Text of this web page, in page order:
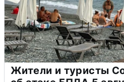
Жители и туристы